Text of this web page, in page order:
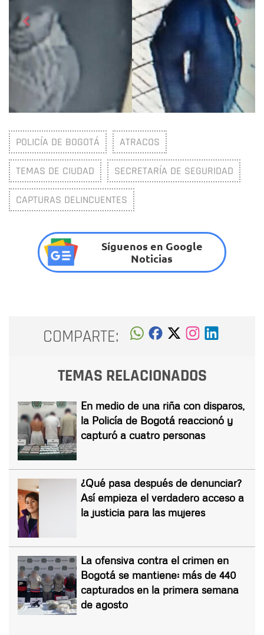
POLICÍA DE BOGOTÁ ATRACOS
TEMAS DE CIUDAD SECRETARÍA DE SEGURIDAD
CAPTURAS DELINCUENTES
Síguenos en Google
Noticias
COMPARTE:
TEMAS RELACIONADOS
En medio de una riña con disparos,
la Policía de Bogotá reaccionó y
capturó a cuatro personas
¿Qué pasa después de denunciar?
Así empieza el verdadero acceso a
la justicia para las mujeres
La ofensiva contra el crimen en
Bogotá se mantiene: más de 440
capturados en la primera semana
de agosto